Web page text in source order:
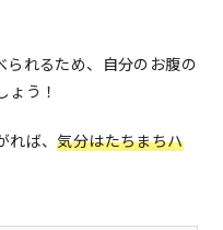
られるため、自分のお腹の
う！
れば、気分はたちまちハ